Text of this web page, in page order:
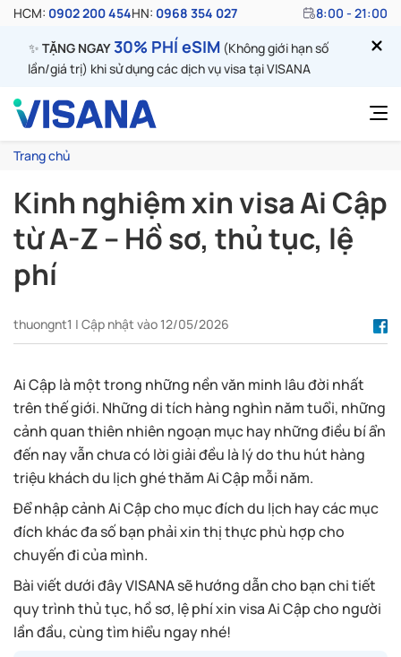
HCM: 0902 200 454HN: 0968 354 027 8:00 - 21:00
✨ TẶNG NGAY30% PHÍ eSIM (Không giới hạn số
lần/giá trị) khi sử dụng các dịch vụ visa tại VISANA
Trang chủ
Kinh nghiệm xin visa Ai Cập
từ A-Z – Hồ sơ, thủ tục, lệ
phí
thuongnt1 | Cập nhật vào 12/05/2026
Ai Cập là một trong những nền văn minh lâu đời nhất
trên thế giới. Những di tích hàng nghìn năm tuổi, những
cảnh quan thiên nhiên ngoạn mục hay những điều bí ẩn
đến nay vẫn chưa có lời giải đều là lý do thu hút hàng
triệu khách du lịch ghé thăm Ai Cập mỗi năm.
Để nhập cảnh Ai Cập cho mục đích du lịch hay các mục
đích khác đa số bạn phải xin thị thực phù hợp cho
chuyến đi của mình.
Bài viết dưới đây VISANA sẽ hướng dẫn cho bạn chi tiết
quy trình thủ tục, hồ sơ, lệ phí xin visa Ai Cập cho người
lần đầu, cùng tìm hiểu ngay nhé!